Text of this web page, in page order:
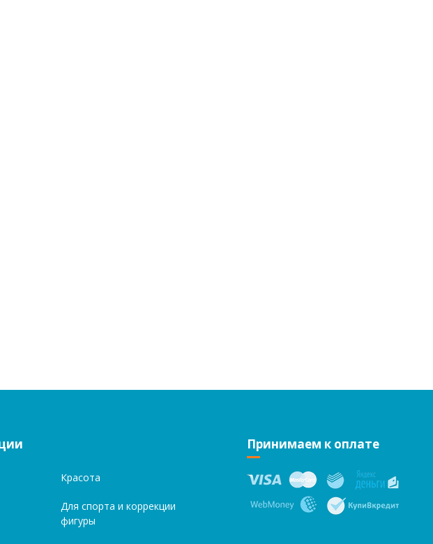
Красота
Для спорта и коррекции
фигуры
Принимаем к оплате